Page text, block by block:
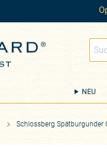
NEU
Schlossberg Spätburgunder